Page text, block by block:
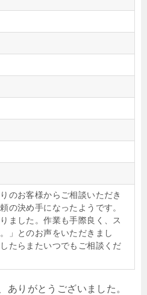
のお客様からご相談いただき
の決め手になったようです。
ました。作業も手際良く、ス
」とのお声をいただきまし
たらまたいつでもご相談くだ
ありがとうございました。